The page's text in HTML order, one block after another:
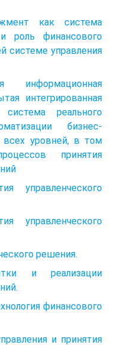
как система
роль финансового
системе управления
информационная
интегрированная
система реального
бизнес-
всех уровней, в том
принятия
управленческого
управленческого
решения.
и реализации
финансового
и принятия